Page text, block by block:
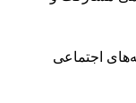
اجتماعی